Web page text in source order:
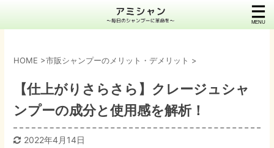
HOME >市販シャンプーのメリット・デメリット >
【仕上がりさらさら】クレージュシャ
ンプーの成分と使用感を解析！
2022年4月14日